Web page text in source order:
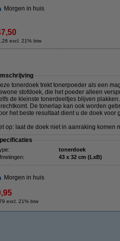
Morgen in huis
excl. 21% btw
tonerdoek trekt tonerpoeder als een
stofdoek, die het poeder alleen
de kleinste tonerdeeltjes blijven
De tonerlap kan ook worden
het beste resultaat dient u de doek
op: laat de doek niet in aanraking komen
tonerdoek
43 x 32 cm (LxB)
Morgen in huis
excl. 21% btw